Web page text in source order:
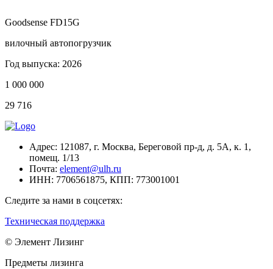
Goodsense FD15G
вилочный автопогрузчик
Год выпуска: 2026
1 000 000
29 716
Адрес: 121087, г. Москва, Береговой пр-д, д. 5А, к. 1,
помещ. 1/13
Почта: element@ulh.ru
ИНН: 7706561875, КПП: 773001001
Следите за нами в соцсетях:
Техническая поддержка
© Элемент Лизинг
Предметы лизинга